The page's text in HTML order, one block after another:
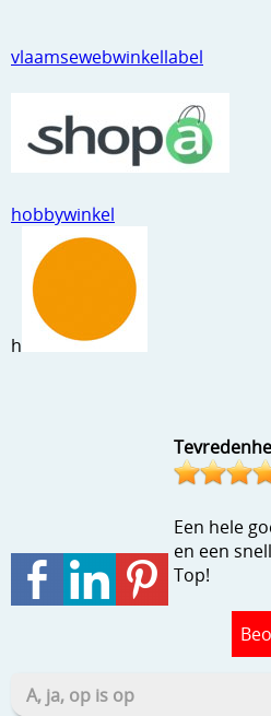
Papier en karton
Ribbelaar
Snijmaterialen
Speciaal papier
Stans machine en
Template, mask, stencils,
Wat nog, een creatief kijkje
vlaamsewebwinkellabel
hobbywinkel
h
Een hele
en een
Top!
A, ja, op is op